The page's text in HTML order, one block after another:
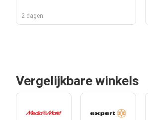
2 dagen
Vergelijkbare winkels